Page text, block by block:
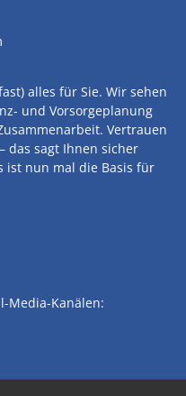
alles für Sie. Wir sehen
und Vorsorgeplanung
Vertrauen
das sagt Ihnen sicher
ist nun mal die Basis für
Media-Kanälen: